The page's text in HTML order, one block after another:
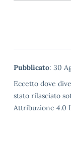
Pubblicato: 30
Eccetto dove
stato rilasciato
Attribuzione 4.0